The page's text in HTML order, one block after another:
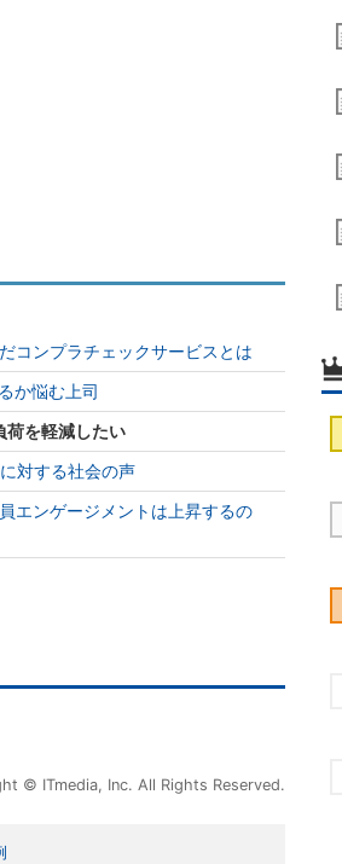
コンプラチェックサービスとは
か悩む上司
荷を軽減したい
対する社会の声
エンゲージメントは上昇するの
© ITmedia, Inc. All Rights Reserved.